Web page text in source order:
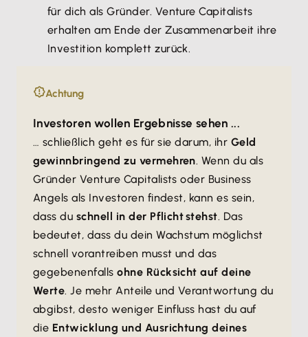
für dich als Gründer. Venture Capitalists
erhalten am Ende der Zusammenarbeit ihre
Investition komplett zurück.
Achtung
Investoren wollen Ergebnisse sehen ...
… schließlich geht es für sie darum, ihr Geld
gewinnbringend zu vermehren. Wenn du als
Gründer Venture Capitalists oder Business
Angels als Investoren findest, kann es sein,
dass du schnell in der Pflicht stehst. Das
bedeutet, dass du dein Wachstum möglichst
schnell vorantreiben musst und das
gegebenenfallsohne Rücksicht auf deine
Werte. Je mehr Anteile und Verantwortung du
abgibst, desto weniger Einfluss hast du auf
die Entwicklung und Ausrichtung deines